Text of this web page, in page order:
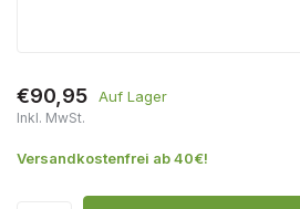
€90,95 Auf Lager
Inkl. MwSt.
Versandkostenfrei ab 40€!